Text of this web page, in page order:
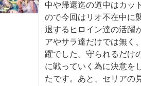
中や帰還迄の道中はカッ
ので今回はリオ不在中に
退するヒロイン達の活躍
アやサラ達だけでは無く
躍でした。守られるだけ
に戦っていく為に決意を
たです。あと、セリアの